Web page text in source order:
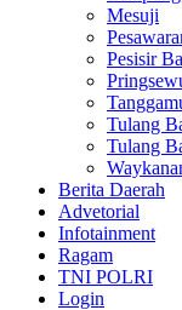
Mesuji
Pesisir
Tulang
Tulang
Berita Daerah
Advetorial
Infotainment
Ragam
TNI POLRI
Login